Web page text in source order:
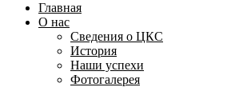
Главная
О нас
Сведения о ЦКС
История
Наши успехи
Фотогалерея